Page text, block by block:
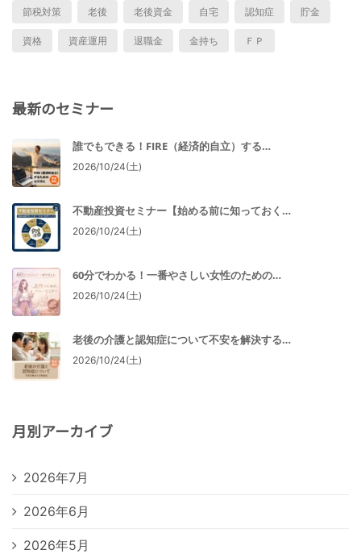
節税対策 老後 老後資金 自宅 認知症 貯金
資格 資産運用 退職金 金持ち ＦＰ
最新のセミナー
誰でもできる！FIRE（経済的自立）する…
2026/10/24(土)
不動産投資セミナー【始める前に知っておく…
2026/10/24(土)
60分でわかる！一番やさしい女性のための…
2026/10/24(土)
老後の介護と認知症について不安を解決する…
2026/10/24(土)
月別アーカイブ
2026年7月
2026年6月
2026年5月